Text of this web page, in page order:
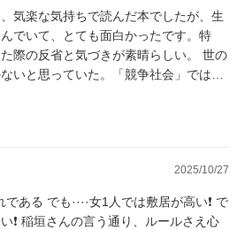
気楽な気持ちで読んだ本でしたが、生
でいて、とても面白かったです。特
の反省と気づきが素晴らしい。 世の
いと思っていた。「競争社会」では自
を得ることが重要だけど...
2025/10/27
である でも····女1人では敷居が高い❗ で
え心